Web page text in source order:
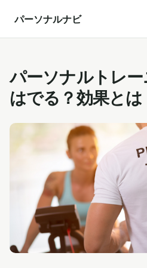
パーソナルナビ
パーソナルトレ
はでる？効果とは